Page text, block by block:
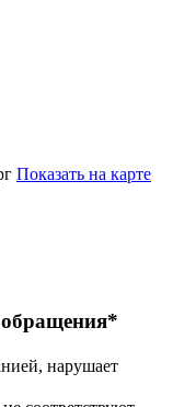
Показать на карте
нарушает